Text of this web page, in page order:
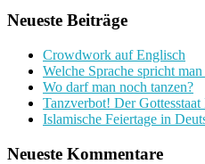
Neueste Beiträge
Crowdwork auf Englisch
Welche Sprache spricht
Wo darf man noch tanzen?
Tanzverbot! Der
Islamische Feiertage in
Neueste Kommentare